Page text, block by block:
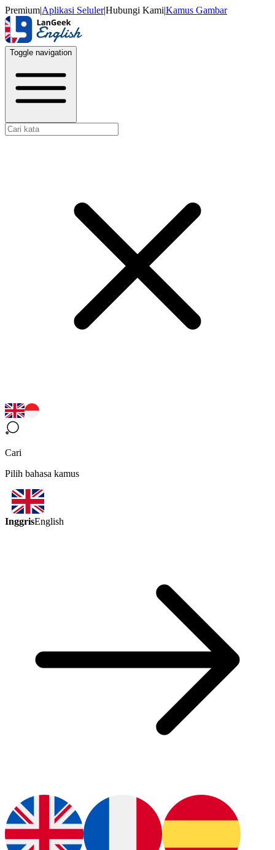
Premium|Aplikasi Seluler|Hubungi Kami|Kamus Gambar
Toggle navigation
Cari
Pilih bahasa kamus
InggrisEnglish